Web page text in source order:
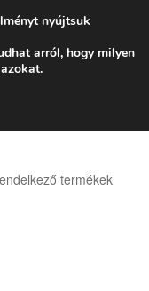
tól
80 088 054
termékek
nyújtsuk
arról, hogy milyen